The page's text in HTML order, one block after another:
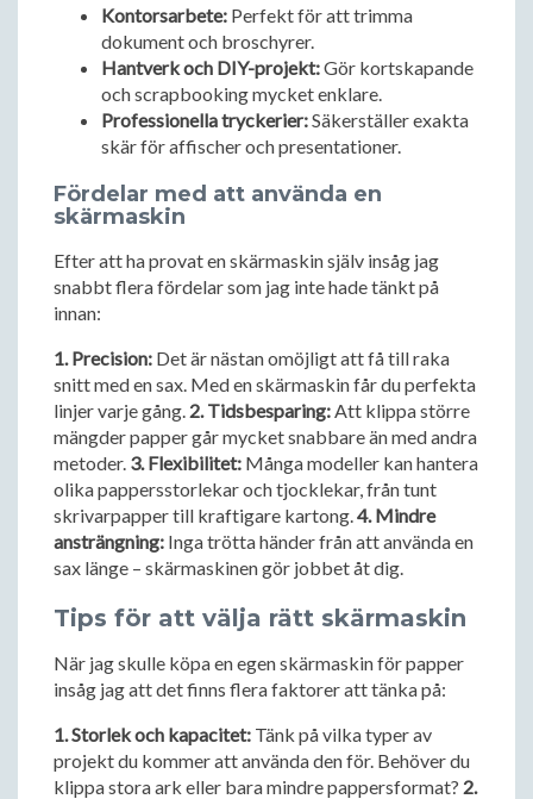
Kontorsarbete: Perfekt för att trimma
dokument och broschyrer.
Hantverk och DIY-projekt:Gör kortskapande
och scrapbooking mycket enklare.
Professionella tryckerier:Säkerställer exakta
skär för affischer och presentationer.
Fördelar med att använda en
skärmaskin
Efter att ha provat en skärmaskin själv insåg jag
snabbt flera fördelar som jag inte hade tänkt på
innan:
1. Precision: Det är nästan omöjligt att få till raka
snitt med en sax. Med en skärmaskin får du perfekta
linjer varje gång. 2. Tidsbesparing:Att klippa större
mängder papper går mycket snabbare än med andra
metoder. 3. Flexibilitet: Många modeller kan hantera
olika pappersstorlekar och tjocklekar, från tunt
skrivarpapper till kraftigare kartong.4. Mindre
ansträngning: Inga trötta händer från att använda en
sax länge – skärmaskinen gör jobbet åt dig.
Tips för att välja rätt skärmaskin
När jag skulle köpa en egen skärmaskin för papper
insåg jag att det finns flera faktorer att tänka på:
1. Storlek och kapacitet: Tänk på vilka typer av
projekt du kommer att använda den för. Behöver du
klippa stora ark eller bara mindre pappersformat? 2.